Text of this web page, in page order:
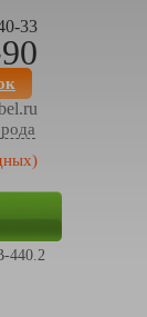
33
440.2